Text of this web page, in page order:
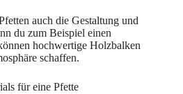
auch die Gestaltung und
du zum Beispiel einen
hochwertige Holzbalken
schaffen.
für eine Pfette